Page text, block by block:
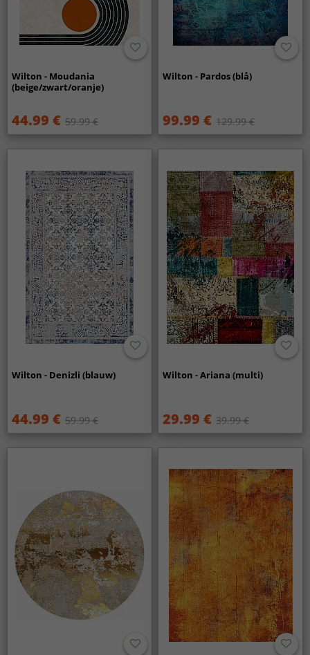
Wilton - Moudania
(beige/zwart/oranje)
44.99 € 59.99 €
Wilton - Pardos (blå)
99.99 € 129.99 €
Wilton - Denizli (blauw)
44.99 € 59.99 €
Wilton - Ariana (multi)
29.99 € 39.99 €